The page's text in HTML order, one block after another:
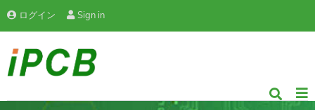
ログイン Sign in